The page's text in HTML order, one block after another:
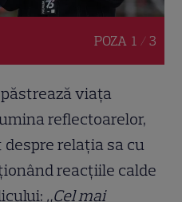
POZA 1 / 3
viața
reflectoarelor,
relația sa cu
reacțiile calde
„Cel mai